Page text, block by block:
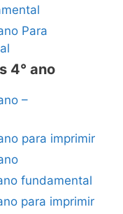
Para
4° ano
–
para imprimir
fundamental
para imprimir